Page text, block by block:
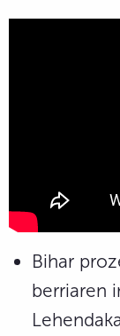
Bihar
berriaren